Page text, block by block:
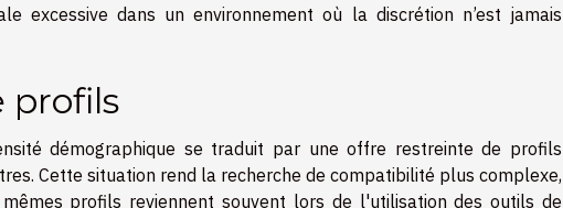
excessive dans un environnement où la discrétion n’est jamais
profils
démographique se traduit par une offre restreinte de profils
Cette situation rend la recherche de compatibilité plus complexe,
profils reviennent souvent lors de l'utilisation des outils de